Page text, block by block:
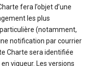
fera l’objet d’une
les plus
(notamment,
notification par courrier
Charte sera identifiée
vigueur. Les versions